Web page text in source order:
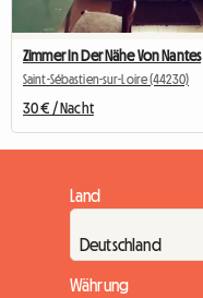
Zimmer In Der Nähe Von Nantes
Saint-Sébastien-sur-Loire (44230)
30 € / Nacht
Land
Währung